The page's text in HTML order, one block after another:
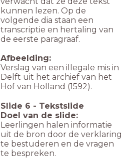
kunnen lezen. Op de
volgende dia staan een
transcriptie en hertaling van
de eerste paragraaf.
Afbeelding:
Verslag van een illegale mis in
Delft uit het archief van het
Hof van Holland (1592).
Slide 6 - Tekstslide
Doel van de slide:
Leerlingen halen informatie
uit de bron door de verklaring
te bestuderen en de vragen
te bespreken.